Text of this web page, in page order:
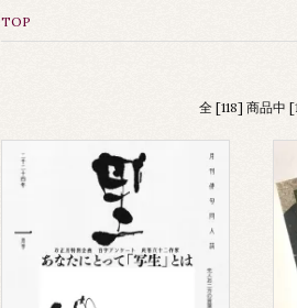
TOP
全 [118] 商品中